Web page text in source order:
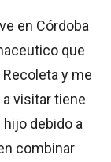
en Córdoba
que
y me
visitar tiene
debido a
combinar